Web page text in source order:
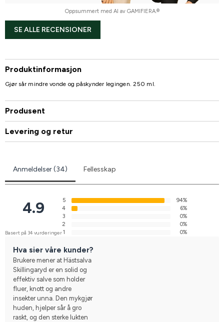
Oppsummert med AI av GAMIFIERA.®
SE ALLE RECENSIONER
Produktinformasjon
Gjør sår mindre vonde og påskynder legingen. 250 ml.
Produsent
Levering og retur
Anmeldelser (34) Fellesskap
4.9
Basert på 34 vurderinger
5
94%
4
6%
3
0%
2
0%
1
0%
Hva sier våre kunder?
Brukere mener at Hästsalva
Skillingaryd er en solid og
effektiv salve som holder
fluer, knott og andre
insekter unna. Den mykgjør
huden, hjelper sår å gro
raskt, og den sterke lukten